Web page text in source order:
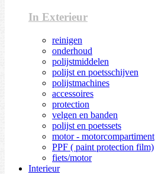
In Exterieur
reinigen
onderhoud
polijstmiddelen
polijst en poetsschijven
polijstmachines
accessoires
protection
velgen en banden
polijst en poetssets
motor - motorcompartiment
PPF ( paint protection film)
fiets/motor
Interieur